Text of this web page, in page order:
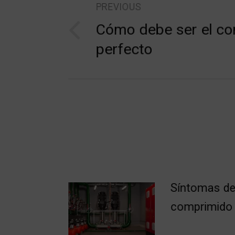
navigation
PREVIOUS
Previous
post:
Cómo debe ser el
perfecto
Síntomas